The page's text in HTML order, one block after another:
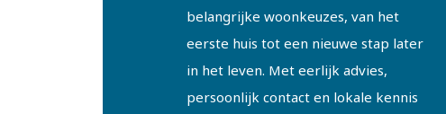
belangrijke woonkeuzes, van het
eerste huis tot een nieuwe stap later
in het leven. Met eerlijk advies,
persoonlijk contact en lokale kennis